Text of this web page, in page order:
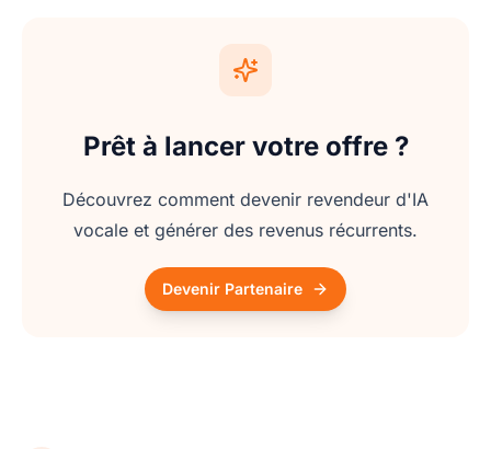
Prêt à lancer votre offre ?
Découvrez comment devenir revendeur d'IA
vocale et générer des revenus récurrents.
Devenir Partenaire